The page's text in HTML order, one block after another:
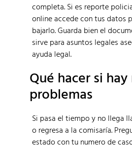
completa. Si es reporte
online accede con tus datos
bajarlo. Guarda bien el
sirve para asuntos legales
ayuda legal.
Qué hacer si
problemas
Si pasa el tiempo y no llega
o regresa a la comisaría.
estado con tu numero de